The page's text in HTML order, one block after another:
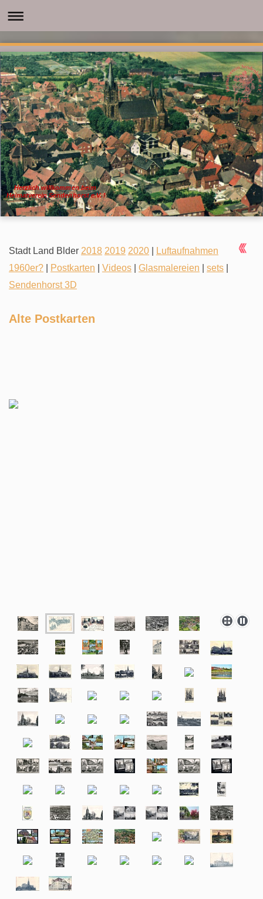
Herzlich willkommen beim
Heimatverein Sendenhorst e.V. !
Stadt Land Blder 2018 2019 2020
Luftaufnahmen
1960er?
Postkarten Videos Glasmalereien sets
Sendenhorst 3D
Alte Postkarten